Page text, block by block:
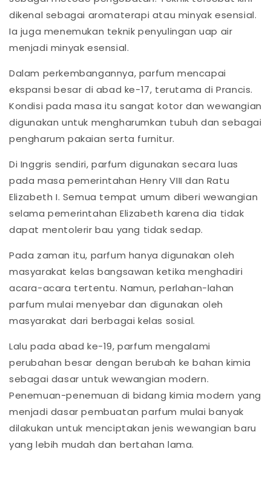
dikenal sebagai aromaterapi atau minyak esensial.
Ia juga menemukan teknik penyulingan uap air
menjadi minyak esensial.
Dalam perkembangannya, parfum mencapai
ekspansi besar di abad ke-17, terutama di Prancis.
Kondisi pada masa itu sangat kotor dan wewangian
digunakan untuk mengharumkan tubuh dan sebagai
pengharum pakaian serta furnitur.
Di Inggris sendiri, parfum digunakan secara luas
pada masa pemerintahan Henry VIII dan Ratu
Elizabeth I. Semua tempat umum diberi wewangian
selama pemerintahan Elizabeth karena dia tidak
dapat mentolerir bau yang tidak sedap.
Pada zaman itu, parfum hanya digunakan oleh
masyarakat kelas bangsawan ketika menghadiri
acara-acara tertentu. Namun, perlahan-lahan
parfum mulai menyebar dan digunakan oleh
masyarakat dari berbagai kelas sosial.
Lalu pada abad ke-19, parfum mengalami
perubahan besar dengan berubah ke bahan kimia
sebagai dasar untuk wewangian modern.
Penemuan-penemuan di bidang kimia modern yang
menjadi dasar pembuatan parfum mulai banyak
dilakukan untuk menciptakan jenis wewangian baru
yang lebih mudah dan bertahan lama.